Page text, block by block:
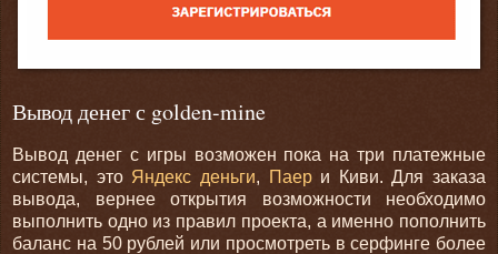
Вывод денег с golden-mine
Вывод денег с игры возможен пока на три платежные
системы, это Яндекс деньги, Паери Киви. Для заказа
вывода, вернее открытия возможности необходимо
выполнить одно из правил проекта, а именно пополнить
баланс на 50 рублей или просмотреть в серфинге более